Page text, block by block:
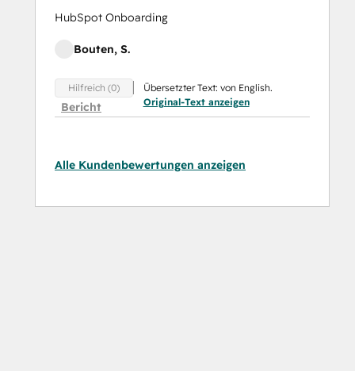
HubSpot Onboarding
Bouten, S.
Hilfreich (0)
Bericht
Übersetzter Text: von English.
Original-Text anzeigen
Alle Kundenbewertungen anzeigen